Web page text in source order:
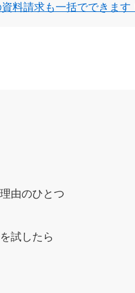
料請求も一括でできます
由のひとつ
試したら